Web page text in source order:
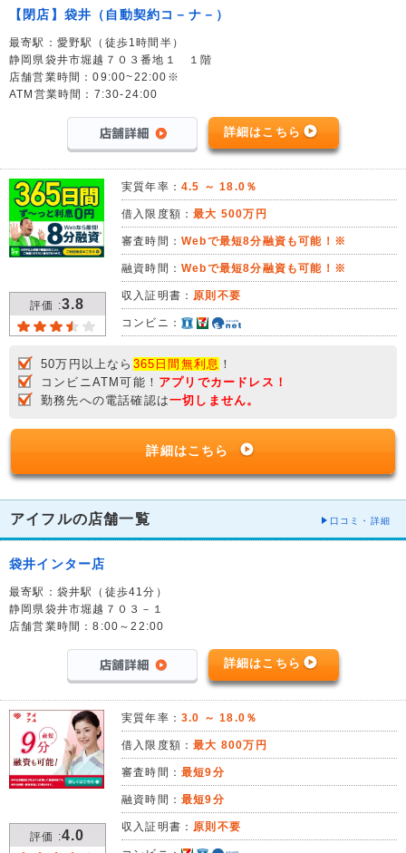
【閉店】袋井（自動契約コ－ナ－）
最寄駅：愛野駅（徒歩1時間半）
静岡県袋井市堀越７０３番地１ １階
店舗営業時間：09:00~22:00※
ATM営業時間：7:30-24:00
詳細はこちら
評価 :3.8
実質年率： 4.5 ～ 18.0％
借入限度額：最大 500万円
審査時間： Webで最短8分融資も可能！※
融資時間： Webで最短8分融資も可能！※
収入証明書： 原則不要
コンビニ：
50万円以上なら 365日間無利息 ！
コンビニATM可能！ アプリでカードレス！
勤務先への電話確認は一切しません。
詳細はこちら
アイフルの店舗一覧 口コミ・詳細
袋井インター店
最寄駅：袋井駅（徒歩41分）
静岡県袋井市堀越７０３－１
店舗営業時間：8:00～22:00
詳細はこちら
評価 :4.0
実質年率： 3.0 ～ 18.0％
借入限度額：最大 800万円
審査時間： 最短9分
融資時間： 最短9分
収入証明書： 原則不要